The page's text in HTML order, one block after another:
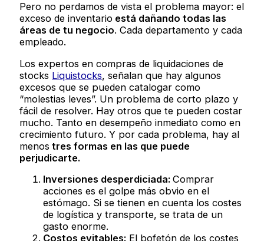
Pero no perdamos de vista el problema mayor: el
exceso de inventario está dañando todas las
áreas detu negocio. Cada departamento y cada
empleado.
Los expertos en compras de liquidaciones de
stocks Liquistocks, señalan que hay algunos
excesos que se pueden catalogar como
“molestias leves”. Un problema de corto plazo y
fácil de resolver. Hay otros que te pueden costar
mucho. Tanto en desempeño inmediato como en
crecimiento futuro. Y por cada problema, hay al
menos tres formas en las que puede
perjudicarte.
Inversiones desperdiciada:Comprar
acciones es el golpe más obvio en el
estómago. Si se tienen en cuenta los costes
de logística y transporte, se trata de un
gasto enorme.
Costos evitables: El bofetón de los costes